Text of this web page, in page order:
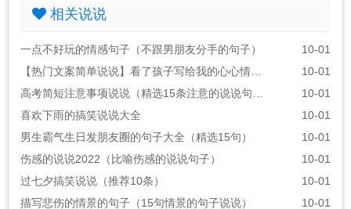
相关说说
一点不好玩的情感句子（不跟男朋友分手的句子）
10-01
10-01
10-01
喜欢下雨的搞笑说说大全
10-01
男生霸气生日发朋友圈的句子大全（精选15句）
10-01
伤感的说说2022（比喻伤感的说说句子）
10-01
过七夕搞笑说说（推荐10条）
10-01
描写悲伤的情景的句子（15句情景的句子说说）
10-01